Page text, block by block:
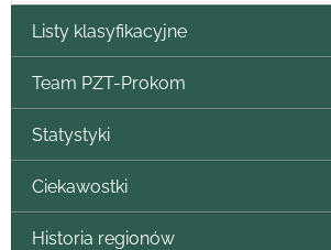
Listy klasyfikacyjne
Team PZT-Prokom
Statystyki
Ciekawostki
Historia regionów